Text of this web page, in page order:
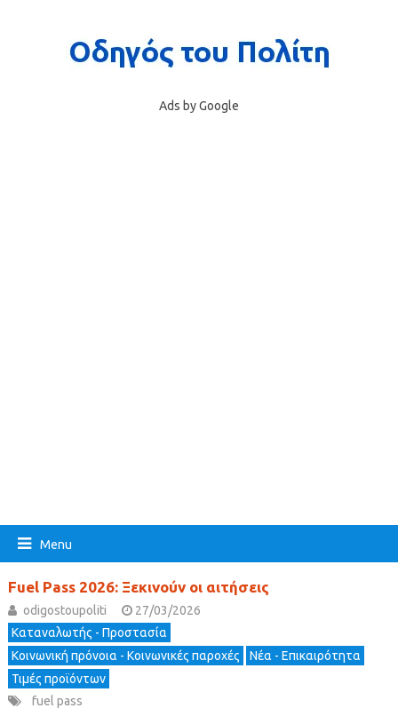
Ads by Google
Menu
Fuel Pass 2026: Ξεκινούν οι αιτήσεις
odigostoupoliti
27/03/2026
Καταναλωτής - Προστασία
Κοινωνική πρόνοια - Κοινωνικές παροχές
Νέα - Επικαιρότητα
Τιμές προϊόντων
fuel pass